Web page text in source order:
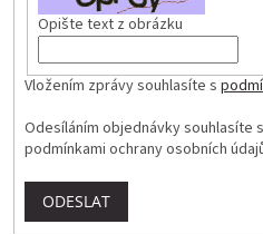
Opište text z obrázku
Vložením zprávy souhlasíte s
Odesíláním objednávky souhlasíte
podmínkami ochrany osobních
ODESLAT